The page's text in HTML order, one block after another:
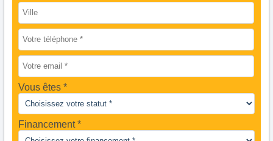
Vous êtes
Financement *